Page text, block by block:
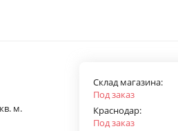
м.
Склад магазина:
Под заказ
Краснодар:
Под заказ